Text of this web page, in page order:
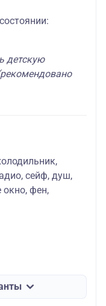
детскую
сейф, душ,
окно, фен,